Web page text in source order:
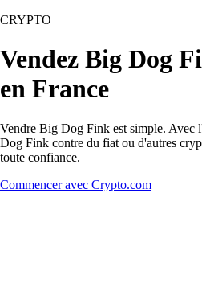
CRYPTO
Vendez Big Dog
en France
Vendre Big Dog Fink est simple. Avec
Dog Fink contre du fiat ou d'autres
toute confiance.
Commencer avec Crypto.com